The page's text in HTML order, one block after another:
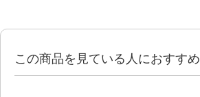
この商品を見ている人におすすめ